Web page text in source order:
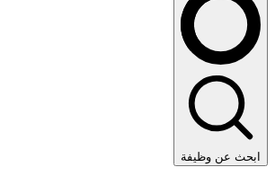
ابحث عن وظيفة